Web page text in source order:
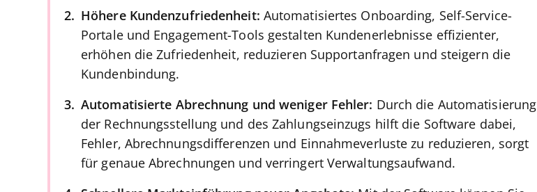
Höhere Kundenzufriedenheit: Automatisiertes Onboarding, Self-Service-
Portale und Engagement-Tools gestalten Kundenerlebnisse effizienter,
erhöhen die Zufriedenheit, reduzieren Supportanfragen und steigern die
Kundenbindung.
Automatisierte Abrechnung und weniger Fehler: Durch die Automatisierung
der Rechnungsstellung und des Zahlungseinzugs hilft die Software dabei,
Fehler, Abrechnungsdifferenzen und Einnahmeverluste zu reduzieren, sorgt
für genaue Abrechnungen und verringert Verwaltungsaufwand.